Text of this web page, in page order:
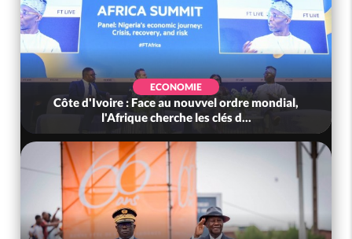
ECONOMIE
Côte d'Ivoire : Face au nouvvel ordre mondial,
l'Afrique cherche les clés d...